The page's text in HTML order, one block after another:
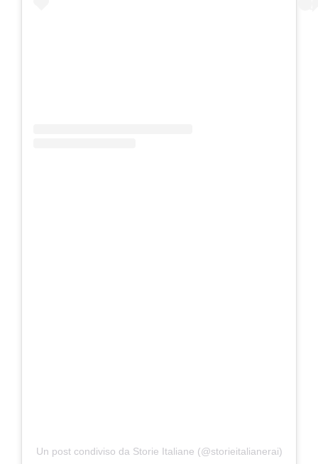
Un post condiviso da Storie Italiane (@storieitalianerai)